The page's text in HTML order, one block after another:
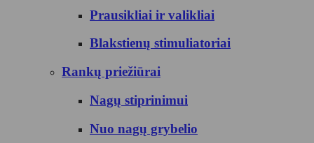
Prausikliai ir valikliai
Blakstienų stimuliatoriai
Rankų priežiūrai
Nagų stiprinimui
Nuo nagų grybelio